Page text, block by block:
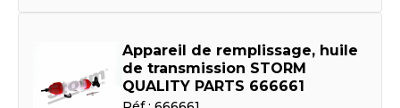
Appareil de remplissage, huile
de transmission STORM
QUALITY PARTS 666661